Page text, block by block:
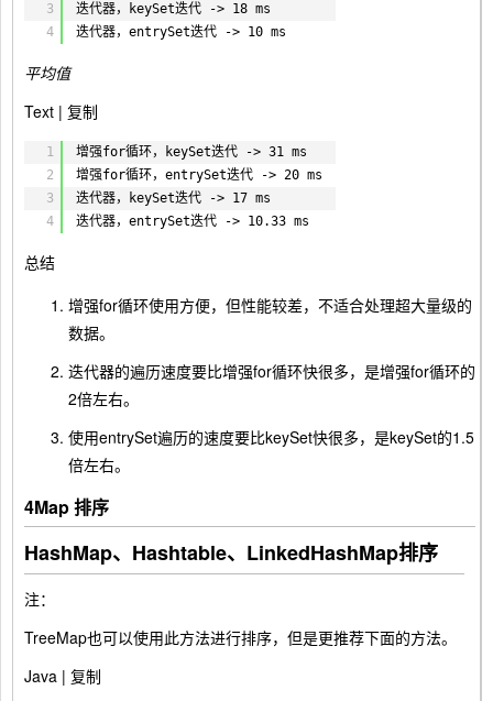
}
3
4
迭代器，keySet迭代 -> 18 ms
迭代器，entrySet迭代 -> 10 ms
平均值
Text | 复制
1
2
3
4
增强for循环，keySet迭代 -> 31 ms
增强for循环，entrySet迭代 -> 20 ms
迭代器，keySet迭代 -> 17 ms
迭代器，entrySet迭代 -> 10.33 ms
总结
增强for循环使用方便，但性能较差，不适合处理超大量级的
数据。
迭代器的遍历速度要比增强for循环快很多，是增强for循环的
2倍左右。
使用entrySet遍历的速度要比keySet快很多，是keySet的1.5
倍左右。
4Map 排序
HashMap、Hashtable、LinkedHashMap排序
注：
TreeMap也可以使用此方法进行排序，但是更推荐下面的方法。
Java | 复制